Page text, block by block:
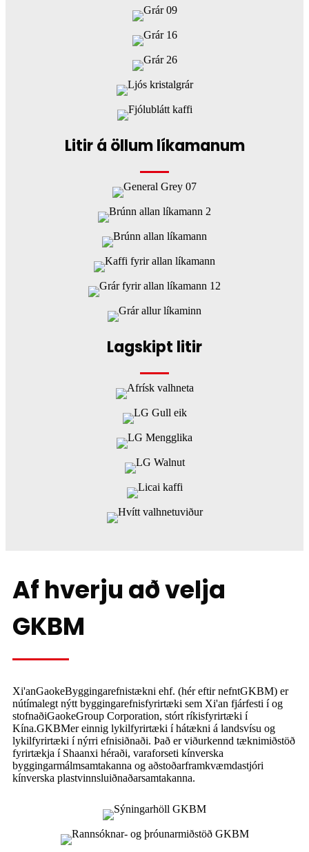
Litir á öllum líkamanum
Lagskipt litir
Af hverju að velja
GKBM
Xi'anGaokeByggingarefnistækni ehf. (hér eftir nefntGKBM) er
nútímalegt nýtt byggingarefnisfyrirtæki sem Xi'an fjárfesti í og ​​
stofnaðiGaokeGroup Corporation, stórt ríkisfyrirtæki í
Kína.GKBMer einnig lykilfyrirtæki í hátækni á landsvísu og
lykilfyrirtæki í nýrri efnisiðnaði. Það er viðurkennd tæknimiðstöð
fyrirtækja í Shaanxi héraði, varaforseti kínverska
byggingarmálmsamtakanna og aðstoðarframkvæmdastjóri
kínverska plastvinnsluiðnaðarsamtakanna.